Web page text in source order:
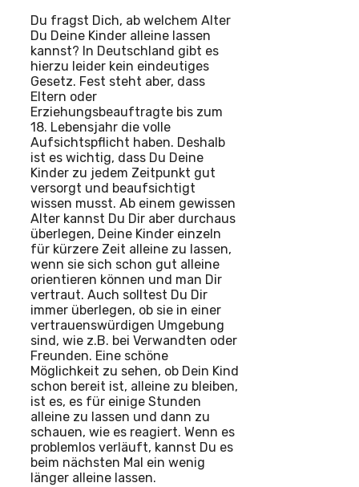
Du fragst Dich, ab welchem Alter
Du Deine Kinder alleine lassen
kannst? In Deutschland gibt es
hierzu leider kein eindeutiges
Gesetz. Fest steht aber, dass
Eltern oder
Erziehungsbeauftragte bis zum
18. Lebensjahr die volle
Aufsichtspflicht haben. Deshalb
ist es wichtig, dass Du Deine
Kinder zu jedem Zeitpunkt gut
versorgt und beaufsichtigt
wissen musst. Ab einem gewissen
Alter kannst Du Dir aber durchaus
überlegen, Deine Kinder einzeln
für kürzere Zeit alleine zu lassen,
wenn sie sich schon gut alleine
orientieren können und man Dir
vertraut. Auch solltest Du Dir
immer überlegen, ob sie in einer
vertrauenswürdigen Umgebung
sind, wie z.B. bei Verwandten oder
Freunden. Eine schöne
Möglichkeit zu sehen, ob Dein Kind
schon bereit ist, alleine zu bleiben,
ist es, es für einige Stunden
alleine zu lassen und dann zu
schauen, wie es reagiert. Wenn es
problemlos verläuft, kannst Du es
beim nächsten Mal ein wenig
länger alleine lassen.